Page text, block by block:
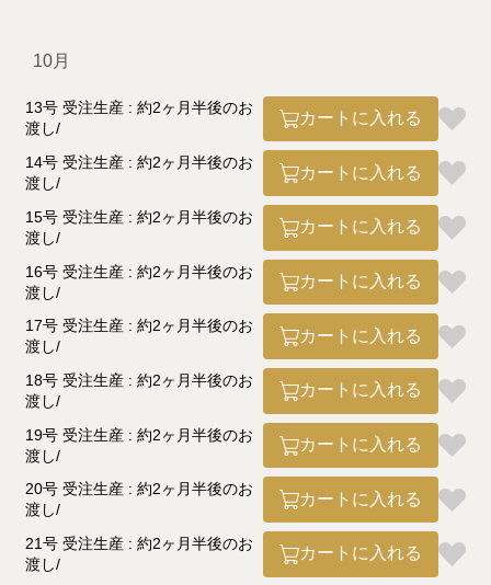
10月
13号 受注生産 : 約2ヶ月半後のお
渡し
カートに入れる
14号 受注生産 : 約2ヶ月半後のお
渡し
カートに入れる
15号 受注生産 : 約2ヶ月半後のお
渡し
カートに入れる
16号 受注生産 : 約2ヶ月半後のお
渡し
カートに入れる
17号 受注生産 : 約2ヶ月半後のお
渡し
カートに入れる
18号 受注生産 : 約2ヶ月半後のお
渡し
カートに入れる
19号 受注生産 : 約2ヶ月半後のお
渡し
カートに入れる
20号 受注生産 : 約2ヶ月半後のお
渡し
カートに入れる
21号 受注生産 : 約2ヶ月半後のお
渡し
カートに入れる